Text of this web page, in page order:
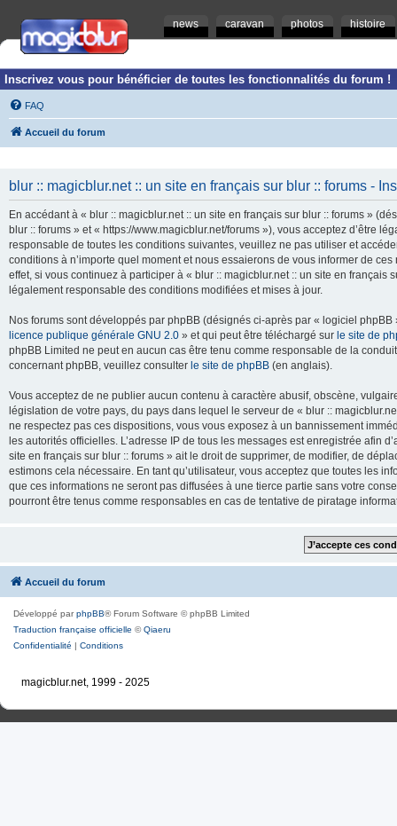
news caravan photos histoire
Inscrivez vous pour bénéficier de toutes les fonctionnalités du forum !
FAQ
Accueil du forum
blur :: magicblur.net :: un site en français sur blur :: forums -
En accédant à « blur :: magicblur.net :: un site en français sur blur :: forums »
blur :: forums » et « https://www.magicblur.net/forums »), vous acceptez d’être
responsable de toutes les conditions suivantes, veuillez ne pas utiliser et
conditions à n’importe quel moment et nous essaierons de vous informer de
effet, si vous continuez à participer à « blur :: magicblur.net :: un site en
légalement responsable des conditions modifiées et mises à jour.
Nos forums sont développés par phpBB (désignés ci-après par « logiciel
licence publique générale GNU 2.0 » et qui peut être téléchargé sur le site de
phpBB Limited ne peut en aucun cas être tenu comme responsable de la
concernant phpBB, veuillez consulter le site de phpBB (en anglais).
Vous acceptez de ne publier aucun contenu à caractère abusif, obscène,
législation de votre pays, du pays dans lequel le serveur de « blur ::
ne respectez pas ces dispositions, vous vous exposez à un bannissement
les autorités officielles. L’adresse IP de tous les messages est enregistrée afin
site en français sur blur :: forums » ait le droit de supprimer, de modifier, de
estimons cela nécessaire. En tant qu’utilisateur, vous acceptez que toutes les
que ces informations ne seront pas diffusées à une tierce partie sans votre
pourront être tenus comme responsables en cas de tentative de piratage
Accueil du forum
Développé parphpBB® Forum Software © phpBB Limited
Traduction française officielle ©Qiaeru
Confidentialité | Conditions
magicblur.net, 1999 - 2025